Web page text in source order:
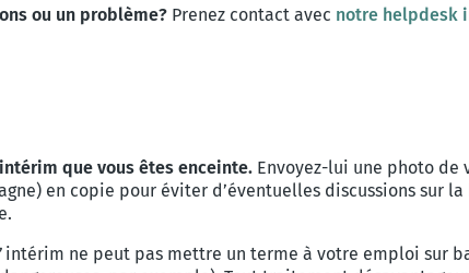
ou un problème? Prenez contact avec notre helpdesk
que vous êtes enceinte. Envoyez-lui une photo de
en copie pour éviter d’éventuelles discussions sur la
ne peut pas mettre un terme à votre emploi sur